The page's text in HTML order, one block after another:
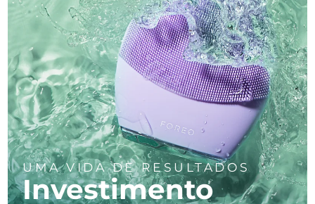
UMA VIDA DE RESULTADOS
Investimento